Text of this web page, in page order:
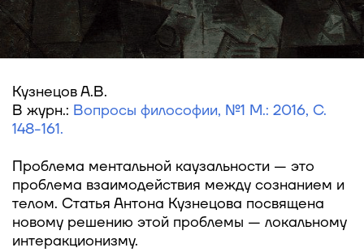
Кузнецов А.В.
В журн.: Вопросы философии, №1 М.: 2016, С.
148-161.
Проблема ментальной каузальности — это
проблема взаимодействия между сознанием и
телом. Статья Антона Кузнецова посвящена
новому решению этой проблемы — локальному
интеракционизму.